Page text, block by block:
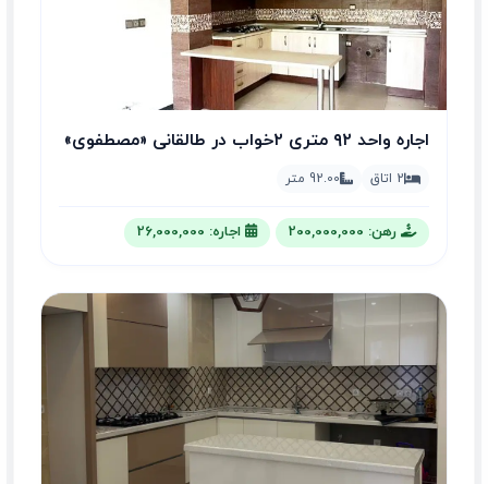
اجاره واحد ۹۲ متری ۲خواب در طالقانی «مصطفوی»
2 اتاق 92.00 متر
رهن: 200,000,000 اجاره: 26,000,000